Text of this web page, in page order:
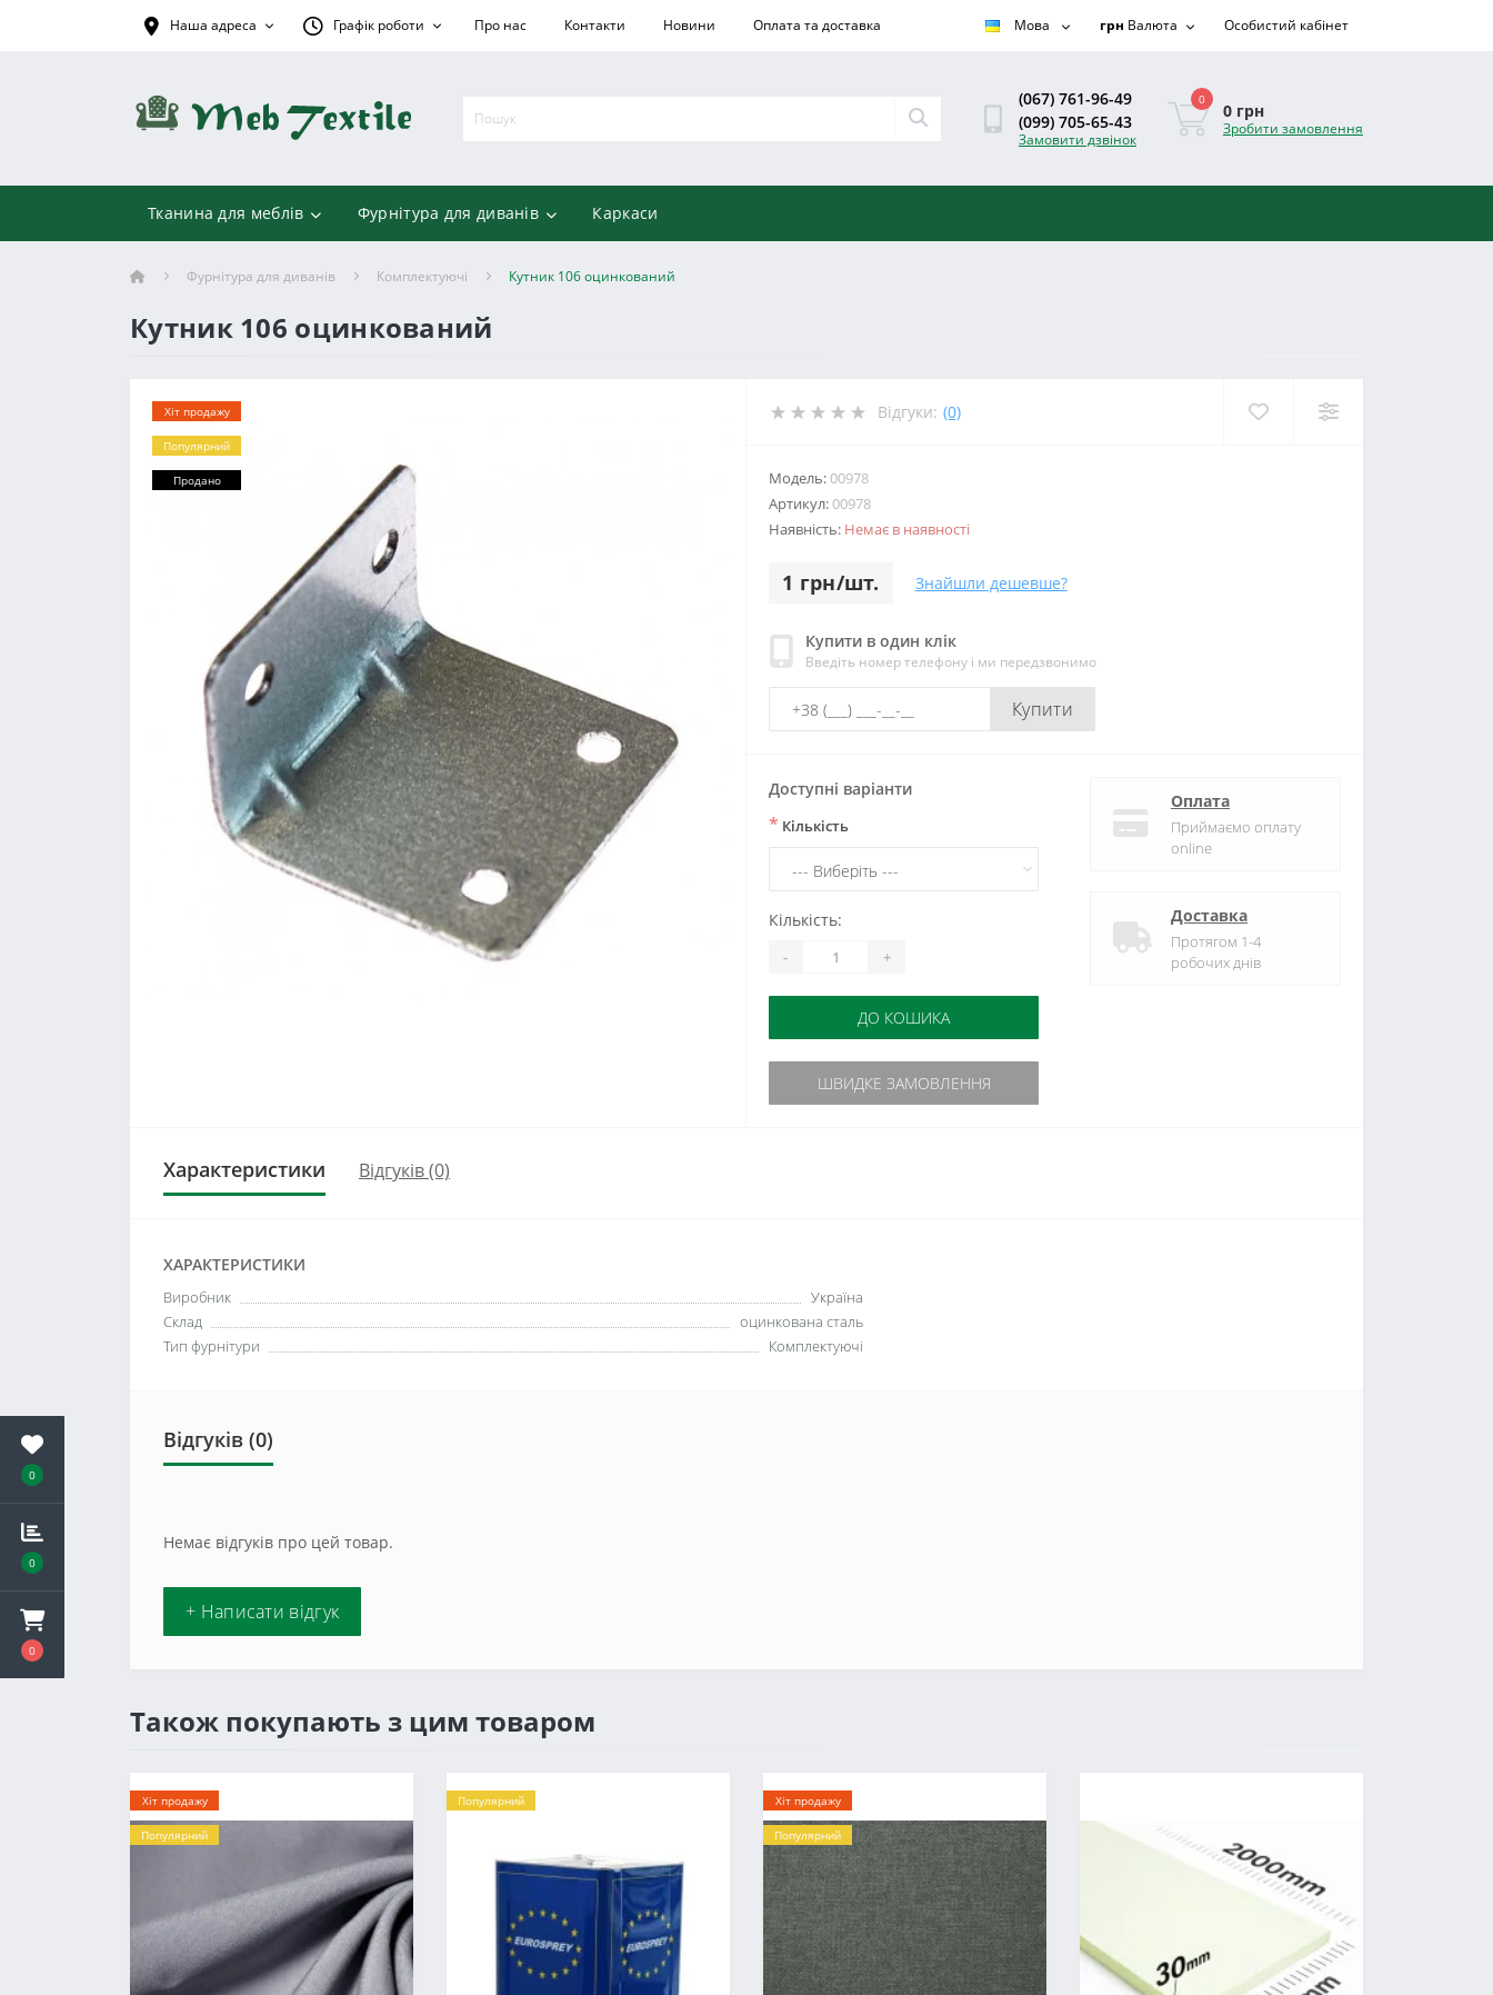
0
0
0
Наша адреса Графік роботи Про нас Контакти Новини Оплата та доставка Мова грн Валюта Особистий кабінет
(067) 761-96-49
(099) 705-65-43
Замовити дзвінок
0
0 грн
Зробити замовлення
Тканина для меблів Фурнітура для диванів Каркаси
Фурнітура для диванів Комплектуючі Кутник 106 оцинкований
Кутник 106 оцинкований
Хіт продажу
Популярний
Продано
Відгуки: (0)
Модель:00978
Артикул:00978
Наявність: Немає в наявності
1 грн/шт. Знайшли дешевше?
Купити в один клік
Введіть номер телефону і ми передзвонимо
Купити
Доступні варіанти
* Кількість
Кількість:
- +
ДО КОШИКА
ШВИДКЕ ЗАМОВЛЕННЯ
Оплата
Приймаємо оплату
online
Доставка
Протягом 1-4
робочих днів
Характеристики Відгуків (0)
ХАРАКТЕРИСТИКИ
Виробник
Україна
Склад
оцинкована сталь
Тип фурнітури
Комплектуючі
Відгуків (0)
Немає відгуків про цей товар.
+ Написати відгук
Також покупають з цим товаром
Хіт продажу
Популярний
Популярний Хіт продажу
Популярний